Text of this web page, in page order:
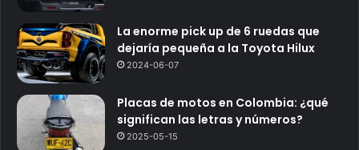
La enorme pick up de 6 ruedas que
dejaría pequeña a la Toyota Hilux
2024-06-07
Placas de motos en Colombia: ¿qué
significan las letras y números?
2025-05-15